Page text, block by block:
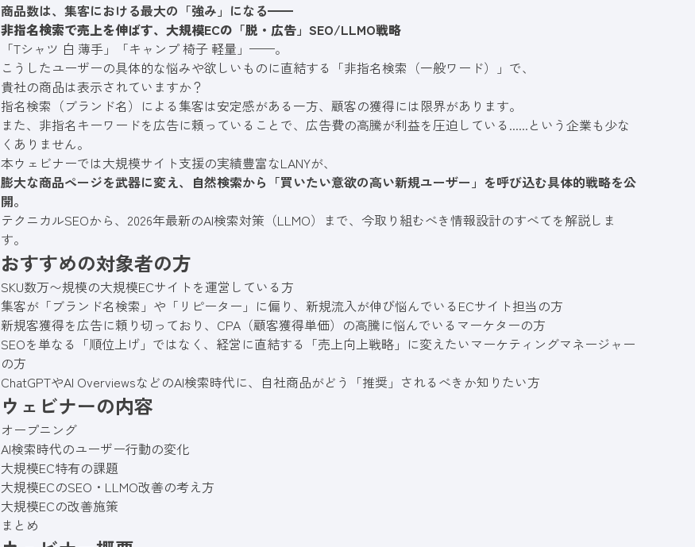
商品数は、集客における最大の「強み」になる━━
非指名検索で売上を伸ばす、大規模ECの「脱・広告」SEO/LLMO戦略
「Tシャツ 白 薄手」「キャンプ 椅子 軽量」——。
こうしたユーザーの具体的な悩みや欲しいものに直結する「非指名検索（一般ワード）」で、
貴社の商品は表示されていますか？
指名検索（ブランド名）による集客は安定感がある一方、顧客の獲得には限界があります。
また、非指名キーワードを広告に頼っていることで、広告費の高騰が利益を圧迫している......という企業も少な
くありません。
本ウェビナーでは大規模サイト支援の実績豊富なLANYが、
膨大な商品ページを武器に変え、自然検索から「買いたい意欲の高い新規ユーザー」を呼び込む具体的戦略を公
開。
テクニカルSEOから、2026年最新のAI検索対策（LLMO）まで、今取り組むべき情報設計のすべてを解説しま
す。
おすすめの対象者の方
SKU数万〜規模の大規模ECサイトを運営している方
集客が「ブランド名検索」や「リピーター」に偏り、新規流入が伸び悩んでいるECサイト担当の方
新規客獲得を広告に頼り切っており、CPA（顧客獲得単価）の高騰に悩んでいるマーケターの方
SEOを単なる「順位上げ」ではなく、経営に直結する「売上向上戦略」に変えたいマーケティングマネージャー
の方
ChatGPTやAI OverviewsなどのAI検索時代に、自社商品がどう「推奨」されるべきか知りたい方
ウェビナーの内容
オープニング
AI検索時代のユーザー行動の変化
大規模EC特有の課題
大規模ECのSEO・LLMO改善の考え方
大規模ECの改善施策
まとめ